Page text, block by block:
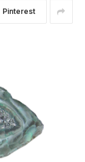
Pinterest